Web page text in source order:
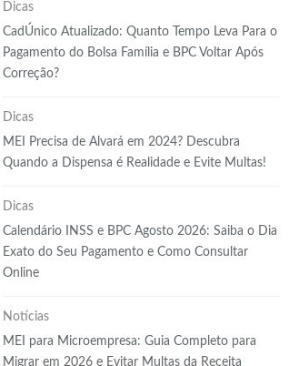
Dicas
CadÚnico Atualizado: Quanto Tempo Leva Para o
Pagamento do Bolsa Família e BPC Voltar Após
Correção?
Dicas
MEI Precisa de Alvará em 2024? Descubra
Quando a Dispensa é Realidade e Evite Multas!
Dicas
Calendário INSS e BPC Agosto 2026: Saiba o Dia
Exato do Seu Pagamento e Como Consultar
Online
Notícias
MEI para Microempresa: Guia Completo para
Migrar em 2026 e Evitar Multas da Receita